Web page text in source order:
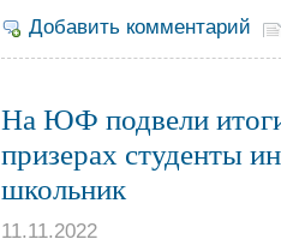
Добавить комментарий
На ЮФ подвели
призерах студенты
школьник
11.11.2022